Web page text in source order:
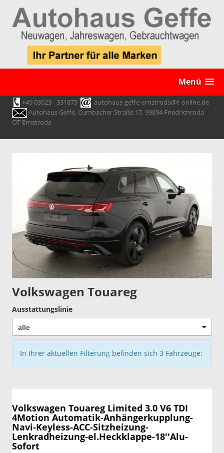
Menü
+49 03623 - 331873
autohaus-geffe-ernstroda@t-online.de
Autohaus Geffe, Cumbacher Straße 17, 99894 Friedrichroda
OT Ernstroda
Volkswagen Touareg
Ausstattungslinie
In Ihrer aktuellen Filterung befinden sich 3 Fahrzeuge:
Volkswagen Touareg Limited 3.0 V6 TDI
4Motion Automatik-Anhängerkupplung-
Navi-Keyless-ACC-Sitzheizung-
Lenkradheizung-el.Heckklappe-18''Alu-
Sofort